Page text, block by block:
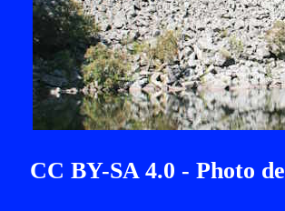
CC BY-SA 4.0 - Photo